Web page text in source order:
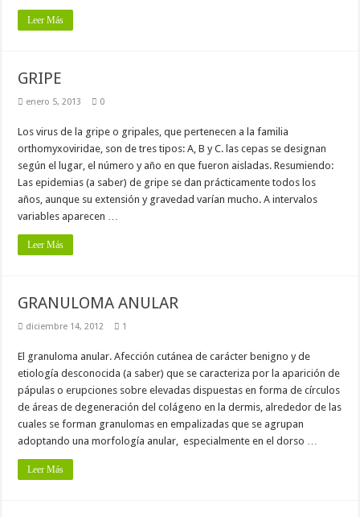
Leer Más
GRIPE
enero 5, 2013 0
Los virus de la gripe o gripales, que pertenecen a la familia
orthomyxoviridae, son de tres tipos: A, B y C. las cepas se designan
según el lugar, el número y año en que fueron aisladas. Resumiendo:
Las epidemias (a saber) de gripe se dan prácticamente todos los
años, aunque su extensión y gravedad varían mucho. A intervalos
variables aparecen …
Leer Más
GRANULOMA ANULAR
diciembre 14, 2012 1
El granuloma anular. Afección cutánea de carácter benigno y de
etiología desconocida (a saber) que se caracteriza por la aparición de
pápulas o erupciones sobre elevadas dispuestas en forma de círculos
de áreas de degeneración del colágeno en la dermis, alrededor de las
cuales se forman granulomas en empalizadas que se agrupan
adoptando una morfología anular, especialmente en el dorso …
Leer Más